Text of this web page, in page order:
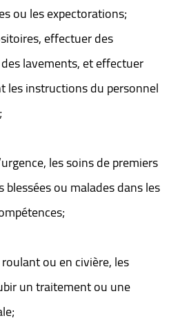
ou les expectorations;
effectuer des
lavements, et effectuer
les instructions du personnel
les soins de premiers
ou malades dans les
ou en civière, les
un traitement ou une